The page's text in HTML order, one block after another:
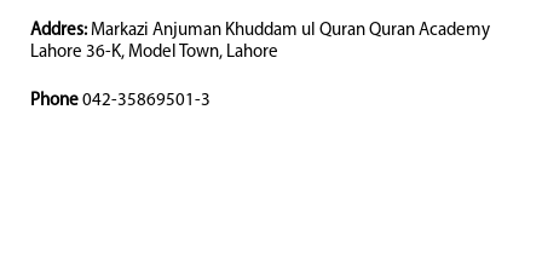
Addres: Markazi Anjuman Khuddam ul Quran Quran Academy
Lahore 36-K, Model Town, Lahore
Phone 042-35869501-3